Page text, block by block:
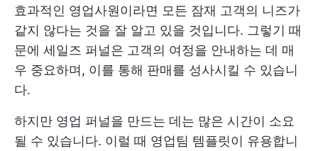
효과적인 영업사원이라면 모든 잠재 고객의 니즈가
같지 않다는 것을 잘 알고 있을 것입니다. 그렇기 때
문에 세일즈 퍼널은 고객의 여정을 안내하는 데 매
우 중요하며, 이를 통해 판매를 성사시킬 수 있습니
다.
하지만 영업 퍼널을 만드는 데는 많은 시간이 소요
될 수 있습니다. 이럴 때 영업팀 템플릿이 유용합니